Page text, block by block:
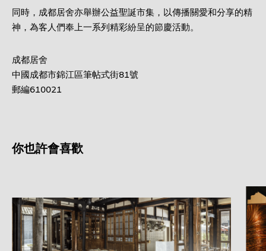
同時，成都居舍亦舉辦公益聖誕市集，以傳播關愛和分享的精
神，為客人們奉上一系列精彩紛呈的節慶活動。
成都居舍
中國成都市錦江區筆帖式街81號
郵編610021
你也許會喜歡